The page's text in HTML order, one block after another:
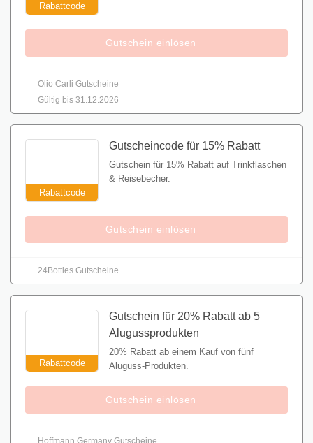
Rabattcode
Gutschein einlösen
Olio Carli Gutscheine
Gültig bis 31.12.2026
Rabattcode
Gutscheincode für 15% Rabatt
Gutschein für 15% Rabatt auf Trinkflaschen
& Reisebecher.
Gutschein einlösen
24Bottles Gutscheine
Rabattcode
Gutschein für 20% Rabatt ab 5
Alugussprodukten
20% Rabatt ab einem Kauf von fünf
Aluguss-Produkten.
Gutschein einlösen
Hoffmann Germany Gutscheine